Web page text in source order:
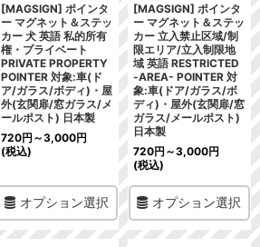
[MAGSIGN] ポインタ
ー マグネット＆ステッ
カー 犬 英語 私的所有
権・プライベート
PRIVATE PROPERTY
POINTER 対象:車(ド
ア/ガラス/ボディ)・屋
外(玄関扉/窓ガラス/メ
ールポスト) 日本製
720円 ～3,000円
(税込)
オプション選択
[MAGSIGN] ポインタ
ー マグネット＆ステッ
カー 立入禁止区域/制
限エリア/立入制限地
域 英語 RESTRICTED
-AREA- POINTER 対
象:車(ドア/ガラス/ボ
ディ)・屋外(玄関扉/窓
ガラス/メールポスト)
日本製
720円 ～3,000円
(税込)
オプション選択